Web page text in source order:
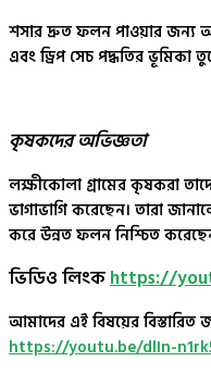
শসার দ্রুত ফলন পাওয়ার জন্য
এবং ড্রিপ সেচ পদ্ধতির ভূমিকা
কৃষকদের অভিজ্ঞতা
লক্ষীকোলা গ্রামের কৃষকরা
ভাগাভাগি করেছেন। তারা
করে উন্নত ফলন নিশ্চিত
ভিডিও লিংকhttps://
আমাদের এই বিষয়ের বিস্তারিত
https://youtu.be/dlIn-